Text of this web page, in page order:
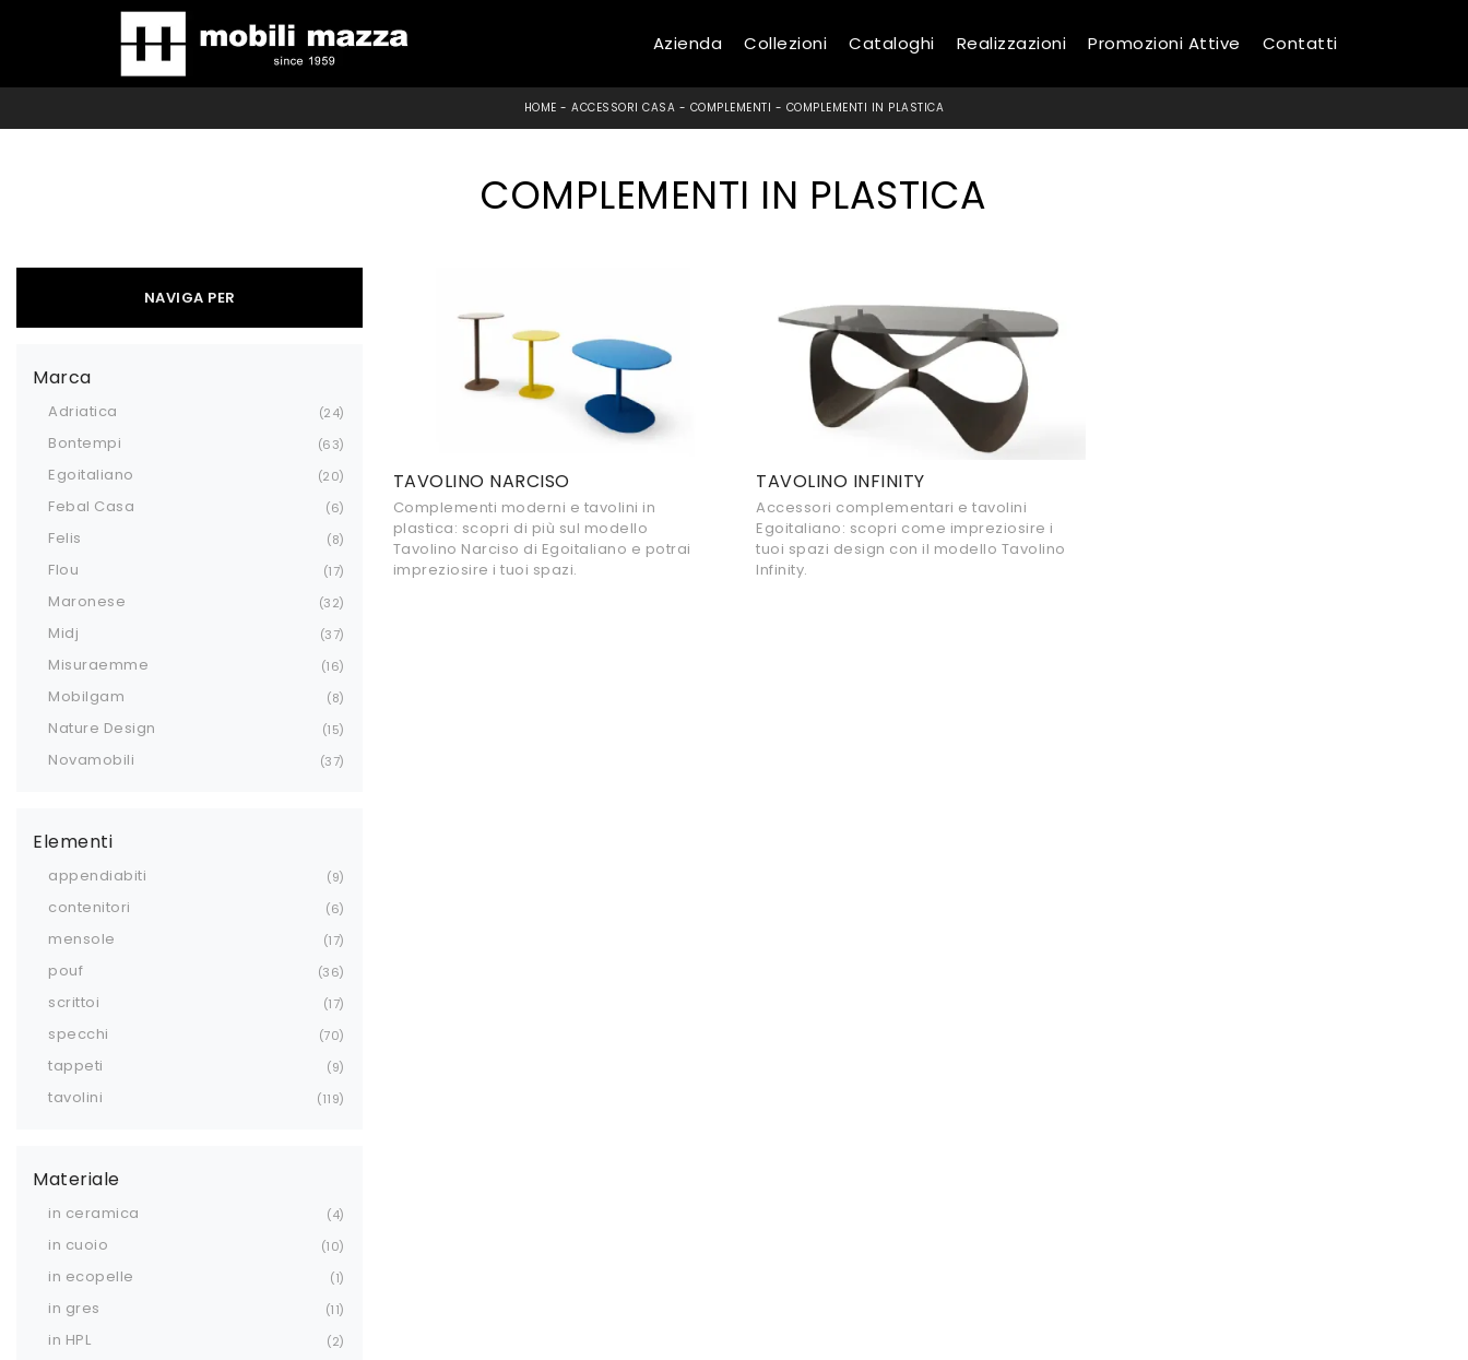
Azienda Collezioni Cataloghi Realizzazioni Promozioni Attive Contatti
HOME -ACCESSORI CASA - COMPLEMENTI - COMPLEMENTI IN PLASTICA
COMPLEMENTI IN PLASTICA
NAVIGA PER
Marca
Adriatica 24
Bontempi 63
Egoitaliano 20
Febal Casa 6
Felis 8
Flou 17
Maronese 32
Midj 37
Misuraemme 16
Mobilgam 8
Nature Design 15
Novamobili 37
Elementi
appendiabiti 9
contenitori 6
mensole 17
pouf 36
scrittoi 17
specchi 70
tappeti 9
tavolini 119
Materiale
in ceramica 4
in cuoio 10
in ecopelle 1
in gres 11
in HPL 2
TAVOLINO NARCISO
Complementi moderni e tavolini in
plastica: scopri di più sul modello
Tavolino Narciso di Egoitaliano e potrai
impreziosire i tuoi spazi.
TAVOLINO INFINITY
Accessori complementari e tavolini
Egoitaliano: scopri come impreziosire i
tuoi spazi design con il modello Tavolino
Infinity.